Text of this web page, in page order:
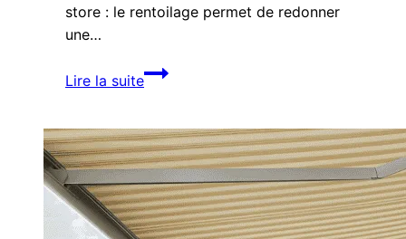
store : le rentoilage permet de redonner
une…
Lire la suite
Rentoilage
de
banne :
une
solution
simple
pour